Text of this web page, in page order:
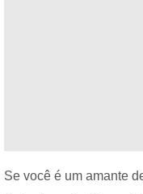
Se você é um amante